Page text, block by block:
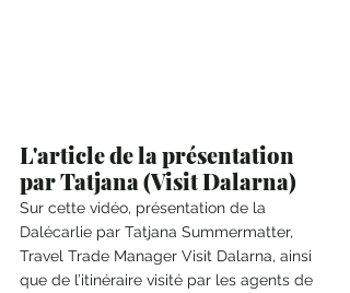
L'article de la présentation
par Tatjana (Visit Dalarna)
Sur cette vidéo, présentation de la
Dalécarlie par Tatjana Summermatter,
Travel Trade Manager Visit Dalarna, ainsi
que de l’itinéraire visité par les agents de